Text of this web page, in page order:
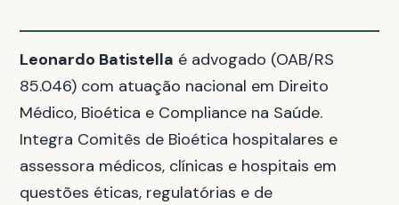
Leonardo Batistella é advogado (OAB/RS
85.046) com atuação nacional em Direito
Médico, Bioética e Compliance na Saúde.
Integra Comitês de Bioética hospitalares e
assessora médicos, clínicas e hospitais em
questões éticas, regulatórias e de